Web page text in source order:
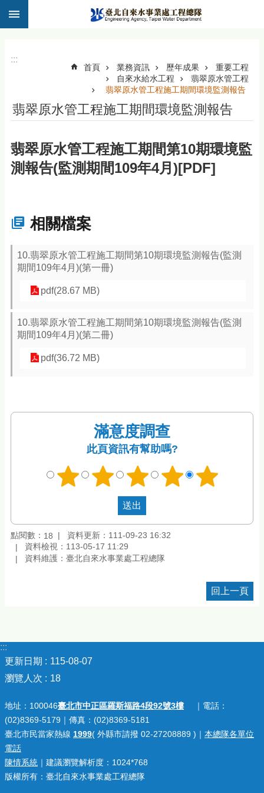
跳到主要內容區塊
:::
首頁 業務資訊 歷年成果
重要工程
自來水給水工程
翡翠原水管工程
翡翠原水管工程施工期間環境監測報告
翡翠原水管工程施工期間環境監測報告
翡翠原水管工程施工期間第10期環境監
測報告(監測期間109年4月)[PDF]
相關檔案
10.翡翠原水管工程施工期間第10期環境監測報告(監測
期間109年4月)(第一冊)
pdf(28.67 MB)
10.翡翠原水管工程施工期間第10期環境監測報告(監測
期間109年4月)(第二冊)
pdf(36.72 MB)
滿意度調查
此頁資訊有幫助嗎?
點閱數： 18
資料更新：111-09-23 16:32
資料檢視：113-05-17 11:29
資料維護：臺北自來水事業處工程總隊
回上一頁
:::
更新日期
115-08-07
瀏覽人次
18
地址：100046臺北市中正區羅斯福路4段92號3樓｜電話：
(02)8369-5179｜傳真：(02)8369-5181
臺北市民當家熱線 1999( 外縣市請撥 02-27208889 )｜ 本總隊各單位
電話
陳情系統 ｜建議瀏覽解析度：1024*768
版權所有：臺北自來水事業處工程總隊